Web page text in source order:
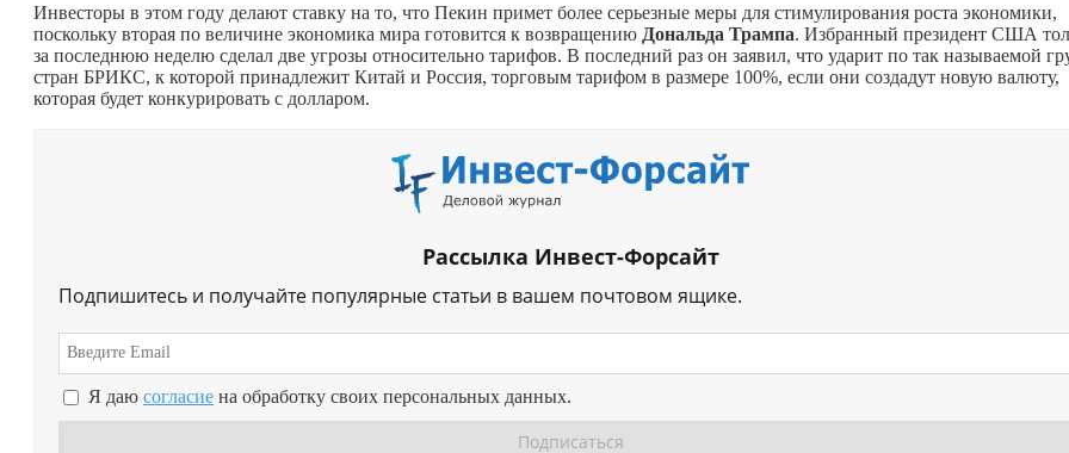
Инвесторы в этом году делают ставку на то, что Пекин примет более серьезные меры для стимулирования роста экономики,
поскольку вторая по величине экономика мира готовится к возвращению Дональда Трампа. Избранный президент США
за последнюю неделю сделал две угрозы относительно тарифов. В последний раз он заявил, что ударит по так называемой
стран БРИКС, к которой принадлежит Китай и Россия, торговым тарифом в размере 100%, если они создадут новую валюту,
которая будет конкурировать с долларом.
Рассылка Инвест-Форсайт
Подпишитесь и получайте популярные статьи в вашем почтовом ящике.
Я даю согласие на обработку своих персональных данных.